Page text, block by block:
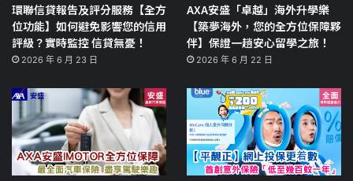
環聯信貸報告及評分服務【全方
位功能】如何避免影響您的信用
評級？實時監控 信貸無憂！
2026 年 6 月 23 日
AXA安盛「卓越」海外升學樂
【築夢海外，您的全方位保障夥
伴】保證一趟安心留學之旅！
2026 年 6 月 22 日